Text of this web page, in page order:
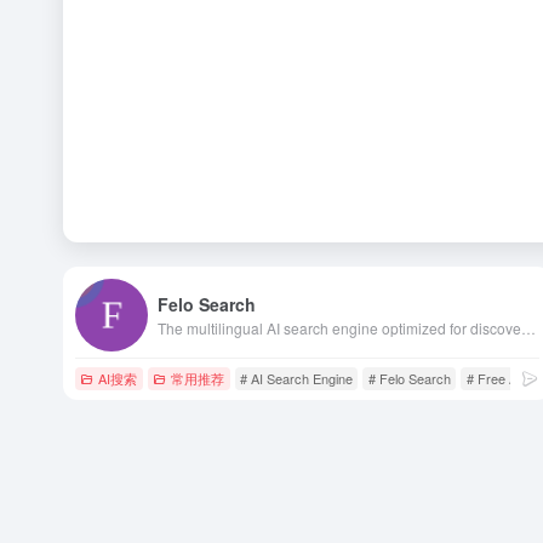
Felo Search
AI搜索 常用推荐 # AI Search Engine # Felo Search # Free AI